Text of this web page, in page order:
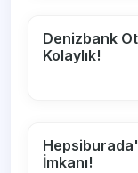
Denizbank
Kolaylık!
İmkanı!